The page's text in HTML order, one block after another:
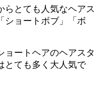
らとても人気なヘアス
ショートボブ」「ボ
ョートヘアのヘアスタ
とても多く大人気で